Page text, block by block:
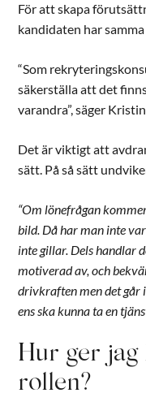
För att skapa
kandidaten har
“Som
säkerställa att det
varandra”, säger
Det är viktigt att
sätt. På så sätt
“Om lönefrågan
bild. Då har man inte
inte gillar. Dels handlar
motiverad av, och
drivkraften men det går
ens ska kunna ta en
Hur ger jag
rollen?